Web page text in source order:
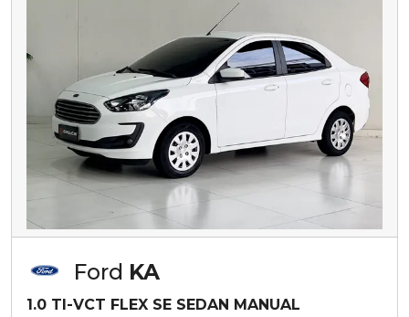
Ford KA
1.0 TI-VCT FLEX SE SEDAN MANUAL